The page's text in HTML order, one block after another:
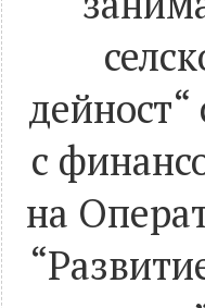
дейност“
с
на